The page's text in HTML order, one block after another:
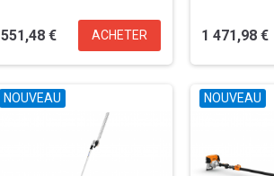
551,48 € ACHETER 1 471,98 €
NOUVEAU NOUVEAU